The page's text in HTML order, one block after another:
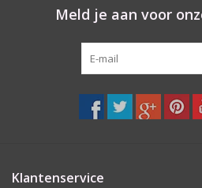
Meld je aan voor
Klantenservice